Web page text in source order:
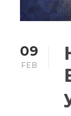
09
FEB